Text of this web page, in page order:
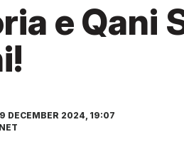
e Qani
DECEMBER 2024, 19:07